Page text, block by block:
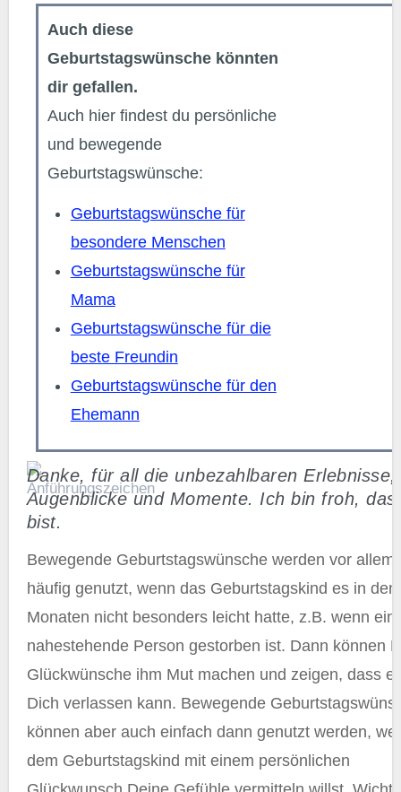
Auch diese
Geburtstagswünsche könnten
dir gefallen.
Auch hier findest du persönliche
und bewegende
Geburtstagswünsche:
Geburtstagswünsche für
besondere Menschen
Geburtstagswünsche für
Mama
Geburtstagswünsche für die
beste Freundin
Geburtstagswünsche für den
Ehemann
Danke, für all die unbezahlbaren Erlebnisse,
Augenblicke und Momente. Ich bin froh,
bist.
Bewegende Geburtstagswünsche werden vor allem dann
häufig genutzt, wenn das Geburtstagskind es in
Monaten nicht besonders leicht hatte, z.B. wenn
nahestehende Person gestorben ist. Dann können
Glückwünsche ihm Mut machen und zeigen, dass
Dich verlassen kann. Bewegende
können aber auch einfach dann genutzt werden,
dem Geburtstagskind mit einem persönlichen